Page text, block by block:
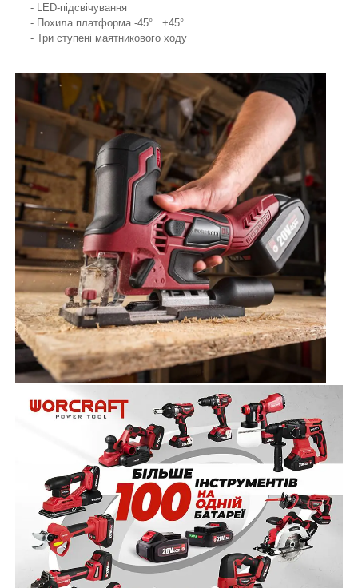
- LED-підсвічування
- Похила платформа -45°...+45°
- Три ступені маятникового ходу